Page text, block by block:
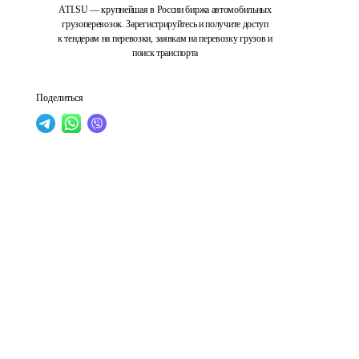
ATI.SU — крупнейшая в России биржа автомобильных
грузоперевозок. Зарегистрируйтесь и получите доступ
к тендерам на перевозки, заявкам на перевозку грузов и
поиск транспорта
Поделиться